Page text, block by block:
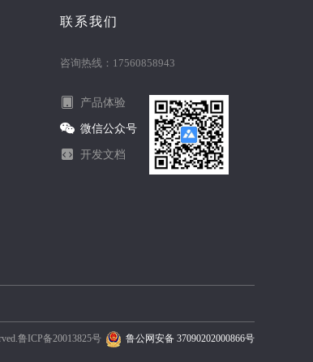
联系我们
咨询热线：17560858943
产品体验
微信公众号
开发文档
鲁ICP备20013825号 鲁公网安备 37090202000866号